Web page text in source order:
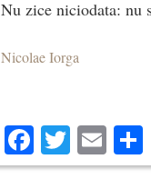
Nu zice niciodata: nu
Nicolae Iorga
Facebook
Twitter